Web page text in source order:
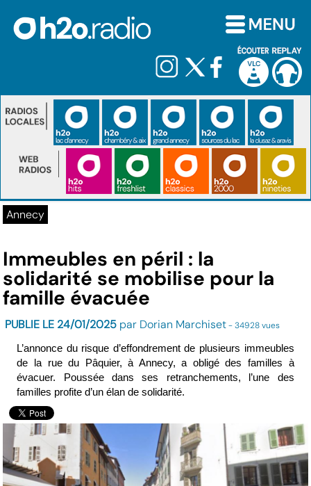
Annecy
Immeubles en péril : la
solidarité se mobilise pour la
famille évacuée
PUBLIE LE 24/01/2025 par Dorian Marchiset- 34928 vues
L’annonce du risque d’effondrement de plusieurs immeubles
de la rue du Pâquier, à Annecy, a obligé des familles à
évacuer. Poussée dans ses retranchements, l’une des
familles profite d’un élan de solidarité.